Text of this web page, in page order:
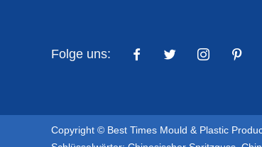
Folge uns:
Copyright © Best Times Mould & Plastic